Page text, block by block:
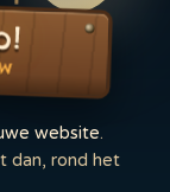
website.
dan, rond het